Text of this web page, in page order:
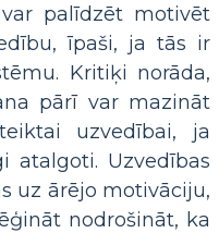
palīdzēt motivēt
īpaši, ja tās ir
Kritiķi norāda,
pārī var mazināt
uzvedībai, ja
atalgoti. Uzvedības
uz ārējo motivāciju,
nodrošināt, ka